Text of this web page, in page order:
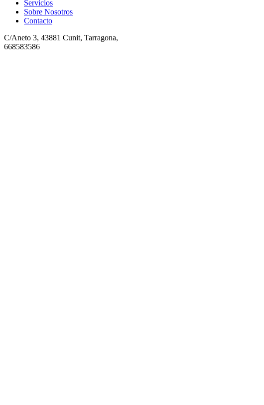
Servicios
Sobre Nosotros
Contacto
C/Aneto 3, 43881 Cunit, Tarragona,
668583586